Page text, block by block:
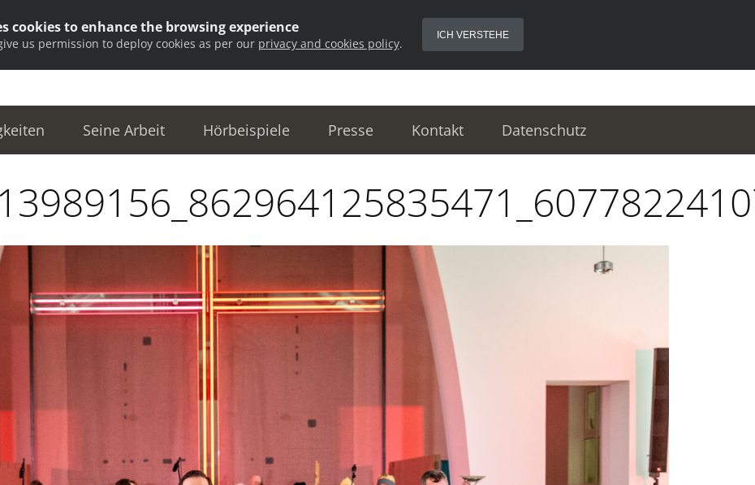
Seine Arbeit Hörbeispiele Presse Kontakt Datenschutz
cookies to enhance the browsing experience
us permission to deploy cookies as per our privacy and cookies policy.
ICH VERSTEHE